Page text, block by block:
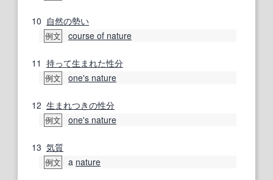
10 自然の勢い
例文 course of nature
11 持って生まれた性分
例文 one's nature
12 生まれつきの性分
例文 one's nature
13 気質
例文 a nature